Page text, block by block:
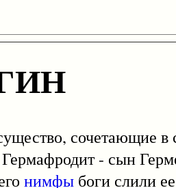
сочетающие в
- сын
нимфы боги слили